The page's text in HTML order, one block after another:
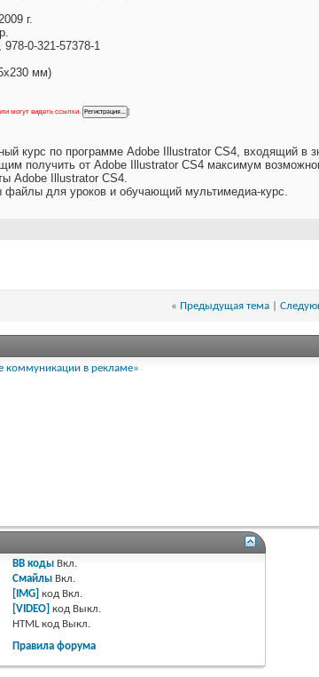
г.
978-0-321-57378-1
мм)
могут видеть ссылки. ]
курс по программе Adobe Illustrator CS4, входящий в
получить от Adobe Illustrator CS4 максимум
Adobe Illustrator CS4.
файлы для уроков и обучающий мультимедиа-курс.
« Предыдущая тема
коммуникации в рекламе»
BB коды Вкл.
Смайлы Вкл.
[IMG] код Вкл.
[VIDEO] код Выкл.
HTML код Выкл.
Правила форума